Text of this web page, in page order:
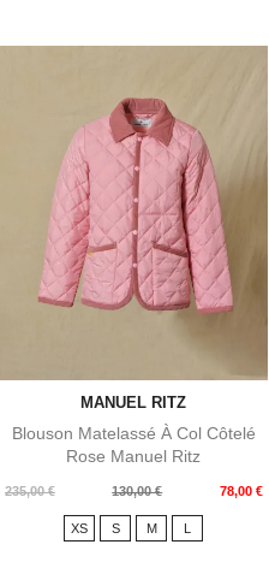
MANUEL RITZ
Blouson Matelassé À Col Côtelé
Rose Manuel Ritz
235,00 €
Prix
130,00 € 78,00 €
Prix
XS S M L